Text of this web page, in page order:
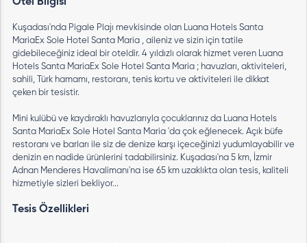
Kuşadası'nda Pigale Plajı mevkisinde olan Luana Hotels Santa
MariaEx Sole Hotel Santa Maria , aileniz ve sizin için tatile
gidebileceğiniz ideal bir oteldir. 4 yıldızlı olarak hizmet veren Luana
Hotels Santa MariaEx Sole Hotel Santa Maria ; havuzları, aktiviteleri,
sahili, Türk hamamı, restoranı, tenis kortu ve aktiviteleri ile dikkat
çeken bir tesistir.
Mini kulübü ve kaydıraklı havuzlarıyla çocuklarınız da Luana Hotels
Santa MariaEx Sole Hotel Santa Maria 'da çok eğlenecek. Açık büfe
restoranı ve barları ile siz de denize karşı içeceğinizi yudumlayabilir ve
denizin en nadide ürünlerini tadabilirsiniz. Kuşadası'na 5 km, İzmir
Adnan Menderes Havalimanı'na ise 65 km uzaklıkta olan tesis, kaliteli
hizmetiyle sizleri bekliyor...
Tesis Özellikleri